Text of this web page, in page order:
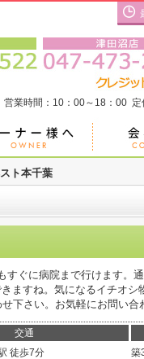
営業時間：10：00～18：00
ト本千葉
すぐに病院まで行けます。
ますね。気になるイチオ
下さい。お気軽にお問い合
交通
徒歩7分
築